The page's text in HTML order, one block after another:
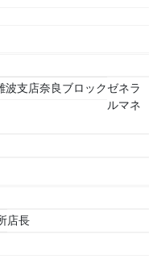
波支店奈良ブロックゼネラ
ルマネ
店長